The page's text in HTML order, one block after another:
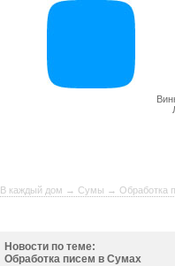
В каждый дом → Сумы → Обработка
Новости по теме:
Обработка писем в Сумах